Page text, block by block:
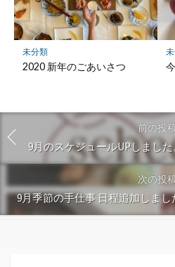
未分類
2020 新年のごあいさつ
前の投
9月のスケジュールUPしました
次の投
9月季節の手仕事 日程追加しまし